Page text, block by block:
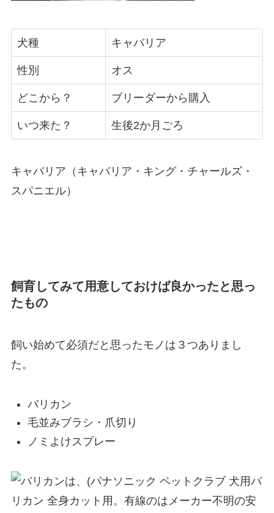
犬種 キャバリア
性別 オス
どこから？ ブリーダーから購入
いつ来た？ 生後2か月ごろ
キャバリア（キャバリア・キング・チャールズ・
スパニエル）
飼育してみて用意しておけば良かったと思っ
たもの
飼い始めて必須だと思ったモノは３つありまし
た。
バリカン
毛並みブラシ・爪切り
ノミよけスプレー
バリカンは、(パナソニック ペットクラブ 犬用バ
リカン 全身カット用。有線のはメーカー不明の安